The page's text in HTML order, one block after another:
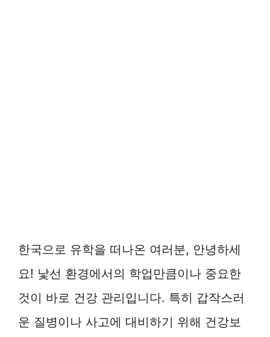
한국으로 유학을 떠나온 여러분, 안녕하세
요! 낯선 환경에서의 학업만큼이나 중요한
것이 바로 건강 관리입니다. 특히 갑작스러
운 질병이나 사고에 대비하기 위해 건강보